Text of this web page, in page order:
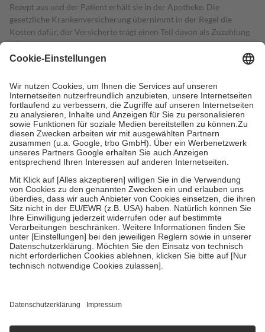
Rezept aus und der Patient erhält sie in der Apotheke. Die
gesetzliche Krankenversicherung übernimmt in der Regel die
Kosten dafür, der Versicherte trägt einen Teil davon als Zuzahlung
mit.
Grundsätzlich leisten Mitglieder Zuzahlungen in Höhe von zehn
höchstens zehn Euro.
Es sind jedoch nie mehr als die tatsächlichen
Kosten der Leistung zu entrichten.
Diese Regeln gelten grundsätzlich auch für Online-Apotheken.
Bei Heilmitteln und häuslicher Krankenpflege beträgt die
Zuzahlung zehn Prozent der Kosten sowie zehn Euro je
Verordnung.
Um das Engagement der Versicherten für ihre eigene Gesundheit zu
stärken und die besondere Stellung der Familie zu unterstützen,
fallenkeine Zuzahlungenan bei:
• Kindern und Jugendlichen bis zum vollendeten 18. Lebensjahr
mit Ausnahme der Fahrkosten
• Untersuchungen zur Vorsorge und Früherkennung, die von der
GKV getragen werden
• empfohlenen Schutzimpfungen
• Harn- und Blutteststreifen
getroffen, um sicherzustellen, dass es sich um echte Bewertungen
https://help.etrusted.com/hc/de/articles/4419944605341